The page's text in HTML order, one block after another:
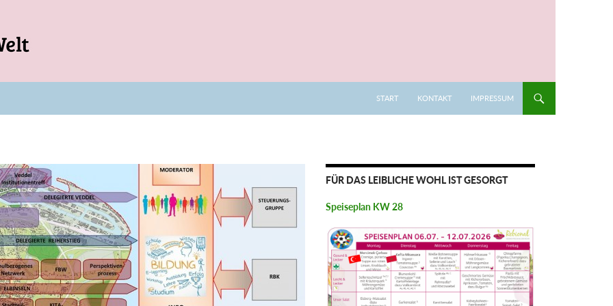
START KONTAKT IMPRESSUM
FÜR DAS LEIBLICHE WOHL IST GESORGT
Speiseplan KW 28